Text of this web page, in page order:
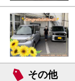
その他